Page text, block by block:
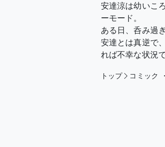
安達涼は幼いこ
ーモード。
ある日、呑み過
安達とは真逆で
れば不幸な状況
トップ コミック ・